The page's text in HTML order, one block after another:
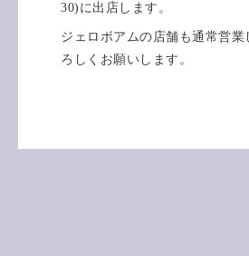
30)に出店します。
ジェロボアムの店舗も通常営業
ろしくお願いします。